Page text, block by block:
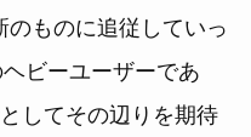
ものに追従していっ
ビーユーザーであ
してその辺りを期待